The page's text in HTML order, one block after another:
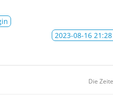
2023-08-16 21:28
Die